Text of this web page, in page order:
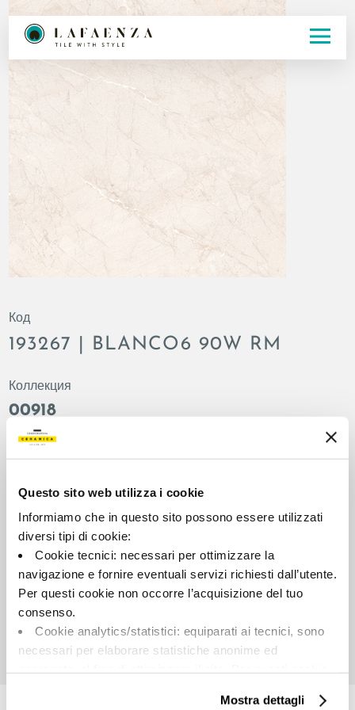
Questo sito web utilizza i cookie
Informiamo che in questo sito possono essere utilizzati
diversi tipi di cookie:
Cookie tecnici: necessari per ottimizzare la
navigazione e fornire eventuali servizi richiesti dall’utente.
Per questi cookie non occorre l’acquisizione del tuo
consenso.
Cookie analytics/statistici: equiparati ai tecnici, sono
necessari per elaborare statistiche anonime ed
Cookie di profilazione/marketing: sono utilizzati, solo
Mostra dettagli
Код
193267 | BLANCO6 90W RM
Коллекция
00918
Цвет:
Белый
Фон
Формат:
90.0x90.0
Естественный
Матовый
Разнотон:
Единица измерения:
MQ